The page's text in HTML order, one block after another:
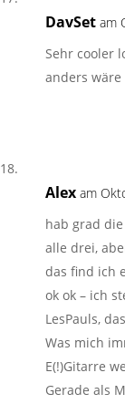
DavSet am
Sehr cooler
anders
Alex am
hab grad
alle drei,
das find ich
ok ok – ich
LesPauls,
Was mich
E(!)Gitarre
Gerade als